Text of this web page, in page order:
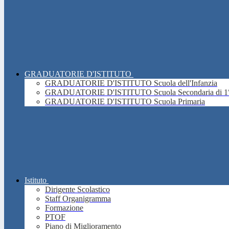
GRADUATORIE D'ISTITUTO
GRADUATORIE D'ISTITUTO Scuola dell'Infanzia
GRADUATORIE D'ISTITUTO Scuola Secondaria di
GRADUATORIE D'ISTITUTO Scuola Primaria
Istituto
Dirigente Scolastico
Staff Organigramma
Formazione
PTOF
Piano di Miglioramento